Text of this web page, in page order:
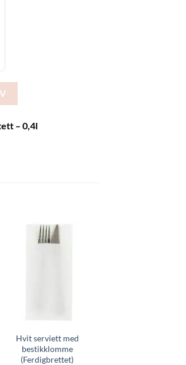
– 0,4l
Hvit serviett med
bestikklomme
(Ferdigbrettet)